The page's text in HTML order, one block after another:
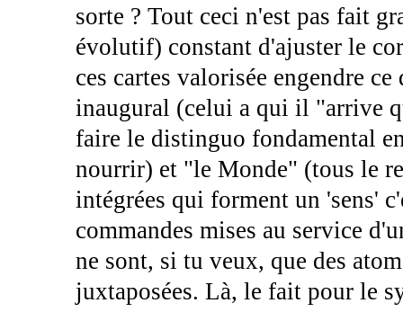
sorte ? Tout ceci n'est pas fait
évolutif) constant d'ajuster le
ces cartes valorisée engendre
inaugural (celui a qui il "arrive
faire le distinguo fondamental
nourrir) et "le Monde" (tous le
intégrées qui forment un 'sens'
commandes mises au service
ne sont, si tu veux, que des
juxtaposées. Là, le fait pour le